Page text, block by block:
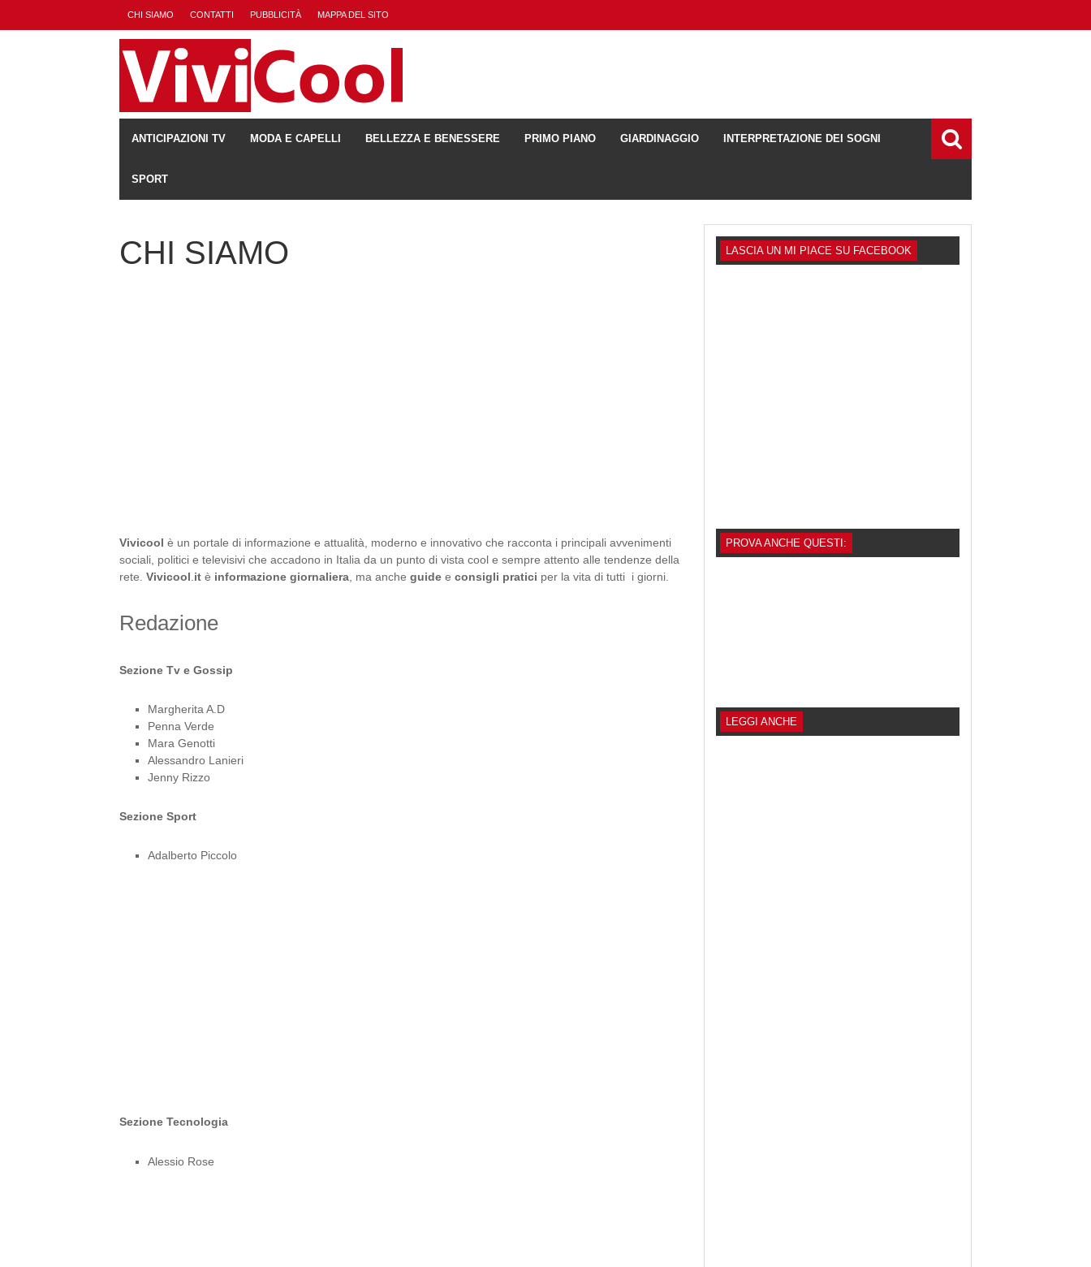
CHI SIAMO CONTATTI PUBBLICITÀ MAPPA DEL SITO
ANTICIPAZIONI TV MODA E CAPELLI BELLEZZA E BENESSERE PRIMO PIANO GIARDINAGGIO INTERPRETAZIONE DEI SOGNI
SPORT
CHI SIAMO
Vivicool è un portale di informazione e attualità, moderno e innovativo che racconta i principali avvenimenti
sociali, politici e televisivi che accadono in Italia da un punto di vista cool e sempre attento alle tendenze della
rete. Vivicool it è informazione giornaliera , ma anche guide e consigli pratici per la vita di tutti i giorni.
Redazione
Sezione Tv e Gossip
Margherita A.D
Penna Verde
Mara Genotti
Alessandro Lanieri
Jenny Rizzo
Sezione Sport
Adalberto Piccolo
Sezione Tecnologia
Alessio Rose
LASCIA UN MI PIACE SU FACEBOOK
PROVA ANCHE QUESTI:
LEGGI ANCHE